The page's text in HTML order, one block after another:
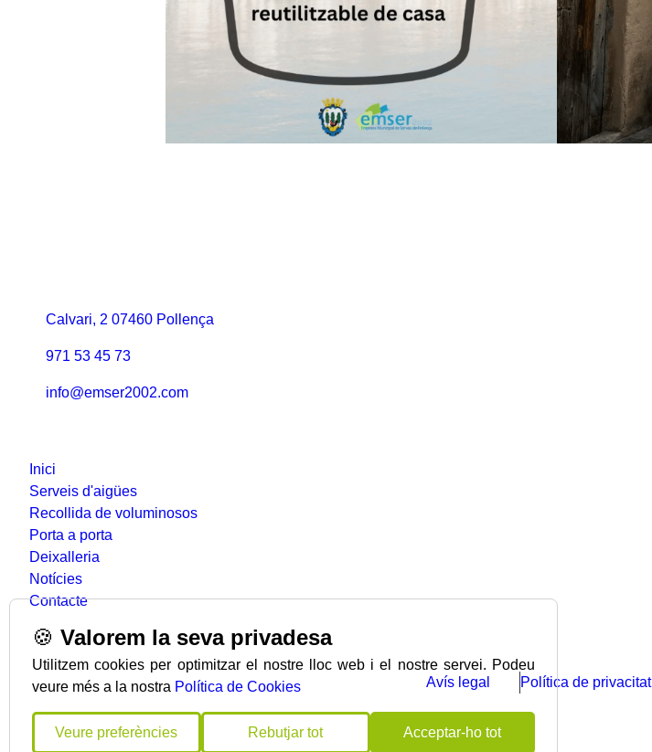
Calvari, 2 07460 Pollença
971 53 45 73
info@emser2002.com
Inici
Serveis d'aigües
Recollida de voluminosos
Porta a porta
Deixalleria
Notícies
Contacte
Avís legal Política de privacitat
Copyright © emser2002
🍪 Valorem la seva privadesa
Utilitzem cookies per optimitzar el nostre lloc web i el nostre servei. Podeu
veure més a la nostra Política de Cookies
Veure preferències Rebutjar tot Acceptar-ho tot